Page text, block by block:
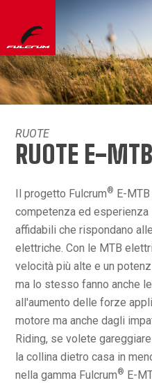
RUOTE
RUOTE E-MTB
Il progetto Fulcrum® E-
competenza ed
affidabili che rispondano
elettriche. Con le MTB
velocità più alte e un
ma lo stesso fanno anche
all'aumento delle forze
motore ma anche dagli
Riding, se volete
la collina dietro casa in
nella gamma Fulcrum® E-